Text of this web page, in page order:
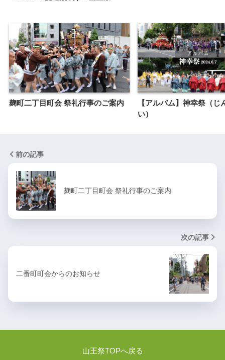
麹町二丁目町会 祭礼行事のご案内
【アルバム】神幸祭（じ
い）
前の記事
麹町二丁目町会 祭礼行事のご案内
次の記事
二番町町会からのお知らせ
山王祭TOPへ戻る